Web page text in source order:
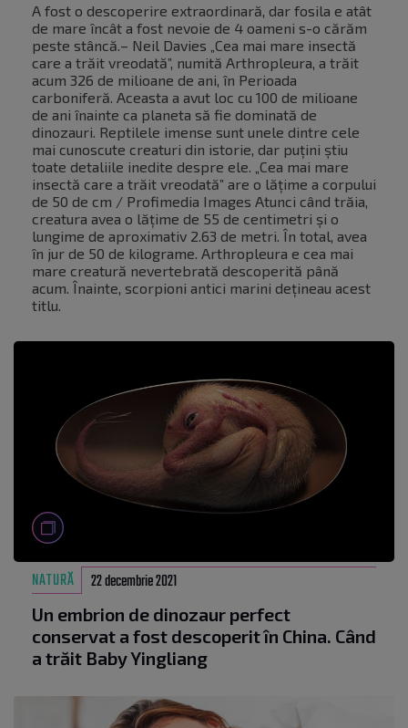
A fost o descoperire extraordinară, dar fosila e atât
de mare încât a fost nevoie de 4 oameni s-o cărăm
peste stâncă.– Neil Davies „Cea mai mare insectă
care a trăit vreodată”, numită Arthropleura, a trăit
acum 326 de milioane de ani, în Perioada
carboniferă. Aceasta a avut loc cu 100 de milioane
de ani înainte ca planeta să fie dominată de
dinozauri. Reptilele imense sunt unele dintre cele
mai cunoscute creaturi din istorie, dar puțini știu
toate detaliile inedite despre ele. „Cea mai mare
insectă care a trăit vreodată” are o lățime a corpului
de 50 de cm / Profimedia Images Atunci când trăia,
creatura avea o lățime de 55 de centimetri și o
lungime de aproximativ 2.63 de metri. În total, avea
în jur de 50 de kilograme. Arthropleura e cea mai
mare creatură nevertebrată descoperită până
acum. Înainte, scorpioni antici marini dețineau acest
titlu.
NATURĂ 22 decembrie 2021
Un embrion de dinozaur perfect
conservat a fost descoperit în China. Când
a trăit Baby Yingliang